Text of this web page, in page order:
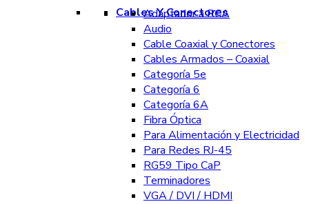
Cables Y Conectores
Adaptador a RCA
Audio
Cable Coaxial y Conectores
Cables Armados – Coaxial
Categoría 5e
Categoría 6
Categoría 6A
Fibra Óptica
Para Alimentación y Electricidad
Para Redes RJ-45
RG59 Tipo CaP
Terminadores
VGA / DVI / HDMI